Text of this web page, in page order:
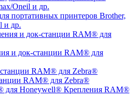
портативных принтеров Brother,
и др.
и док-станции RAM® для
RAM® для Zebra®
Крепления RAM®